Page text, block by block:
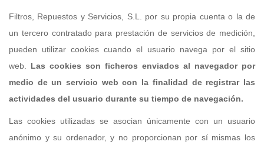
Filtros, Repuestos y Servicios, S.L. por su propia cuenta o la de
un tercero contratado para prestación de servicios de medición,
pueden utilizar cookies cuando el usuario navega por el sitio
web. Las cookies son ficheros enviados al navegador por
medio de un servicio web con la finalidad de registrar las
actividades del usuario durante su tiempo de navegación.
Las cookies utilizadas se asocian únicamente con un usuario
anónimo y su ordenador, y no proporcionan por sí mismas los